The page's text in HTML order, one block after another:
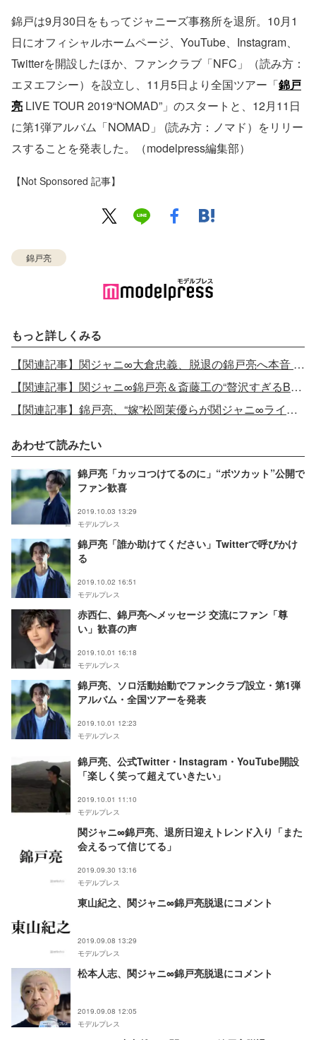
錦戸は9月30日をもってジャニーズ事務所を退所。10月1
日にオフィシャルホームページ、YouTube、Instagram、
Twitterを開設したほか、ファンクラブ「NFC」（読み方：
エヌエフシー）を設立し、11月5日より全国ツアー「錦戸
亮 LIVE TOUR 2019“NOMAD”」のスタートと、12月11日
に第1弾アルバム「NOMAD」 (読み方：ノマド）をリリー
スすることを発表した。（modelpress編集部）
【Not Sponsored 記事】
錦戸亮
もっと詳しくみる
【関連記事】関ジャニ∞大倉忠義、脱退の錦戸亮へ本音 10分間の手紙で「すげえ寂しいですね」＜全文＞
【関連記事】関ジャニ∞錦戸亮＆斎藤工の“贅沢すぎるBL”にファン歓喜「盛大にニヤニヤ」「天国かな？」
【関連記事】錦戸亮、“嫁”松岡茉優らが関ジャニ∞ライブ参戦で大照れ
あわせて読みたい
錦戸亮「カッコつけてるのに」“ボツカット”公開で
ファン歓喜
2019.10.03 13:29
モデルプレス
錦戸亮「誰か助けてください」Twitterで呼びかけ
る
2019.10.02 16:51
モデルプレス
赤西仁、錦戸亮へメッセージ 交流にファン「尊
い」歓喜の声
2019.10.01 16:18
モデルプレス
錦戸亮、ソロ活動始動でファンクラブ設立・第1弾
アルバム・全国ツアーを発表
2019.10.01 12:23
モデルプレス
錦戸亮、公式Twitter・Instagram・YouTube開設
「楽しく笑って超えていきたい」
2019.10.01 11:10
モデルプレス
関ジャニ∞錦戸亮、退所日迎えトレンド入り「また
会えるって信じてる」
2019.09.30 13:16
モデルプレス
東山紀之、関ジャニ∞錦戸亮脱退にコメント
2019.09.08 13:29
モデルプレス
松本人志、関ジャニ∞錦戸亮脱退にコメント
2019.09.08 12:05
モデルプレス